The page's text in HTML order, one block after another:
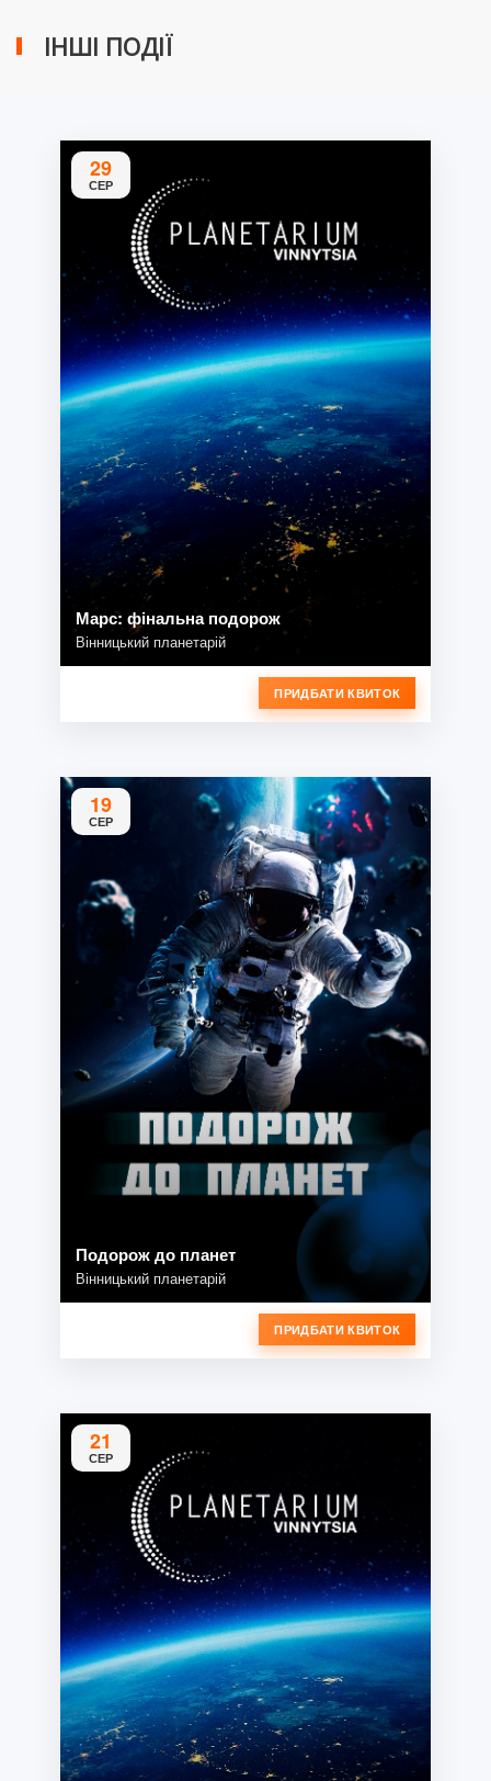
ІНШІ ПОДІЇ
29
СЕР
Марс: фінальна подорож
Вінницький планетарій
ПРИДБАТИ КВИТОК
19
СЕР
Подорож до планет
Вінницький планетарій
ПРИДБАТИ КВИТОК
21
СЕР